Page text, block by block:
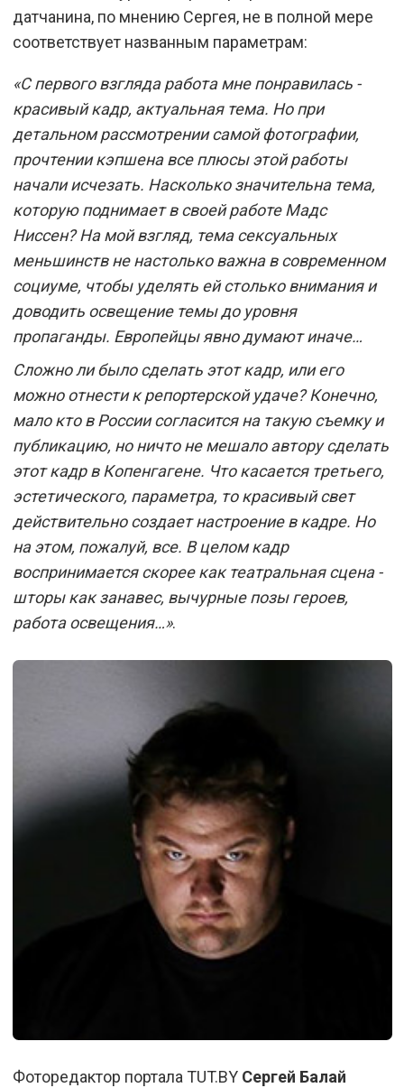
датчанина, по мнению Сергея, не в полной мере
соответствует названным параметрам:
«С первого взгляда работа мне понравилась -
красивый кадр, актуальная тема. Но при
детальном рассмотрении самой фотографии,
прочтении кэпшена все плюсы этой работы
начали исчезать. Насколько значительна тема,
которую поднимает в своей работе Мадс
Ниссен? На мой взгляд, тема сексуальных
меньшинств не настолько важна в современном
социуме, чтобы уделять ей столько внимания и
доводить освещение темы до уровня
пропаганды. Европейцы явно думают иначе…
Сложно ли было сделать этот кадр, или его
можно отнести к репортерской удаче? Конечно,
мало кто в России согласится на такую съемку и
публикацию, но ничто не мешало автору сделать
этот кадр в Копенгагене. Что касается третьего,
эстетического, параметра, то красивый свет
действительно создает настроение в кадре. Но
на этом, пожалуй, все. В целом кадр
воспринимается скорее как театральная сцена -
шторы как занавес, вычурные позы героев,
работа освещения…».
Фоторедактор портала TUT.BY Сергей Балай